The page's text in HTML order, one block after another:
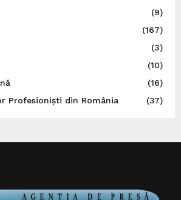
(9)
(167)
(3)
(10)
(16)
Profesioniști din România
(37)